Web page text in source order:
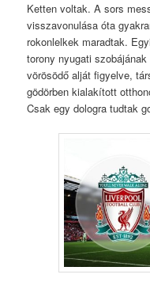
Ketten voltak. A sors
visszavonulása óta
rokonlelkek maradtak.
torony nyugati
vörösödő alját figyelve,
gödörben kialakított
Csak egy dologra tudtak